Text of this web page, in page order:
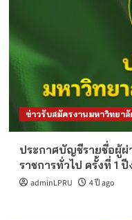
ข่าวรับสมัครงานมหาวิทยาลั
ประกาศบัญชีรายชื่อผู้ผ่
ราชการทั่วไป ครั้งที่ 1
adminLPRU 4 ปี ago